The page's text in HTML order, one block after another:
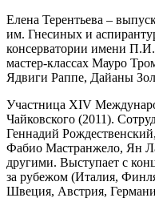
Елена Терентьева –
им. Гнесиных и
консерватории имени П.И.
мастер-классах Мауро
Ядвиги Раппе, Дайаны
Участница XIV
Чайковского (2011).
Геннадий
Фабио Мастранжело, Ян
другими. Выступает с
за рубежом (Италия,
Швеция, Австрия,